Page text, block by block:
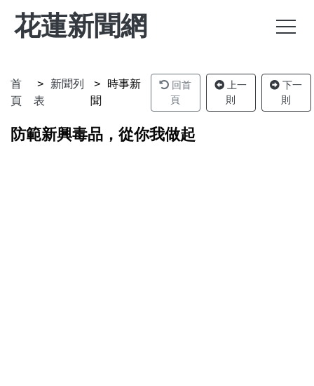
花蓮新聞網
首
頁
新聞列
表
時事新
聞
回首
頁
上一
則
下一
則
防範新興毒品，從你我做起